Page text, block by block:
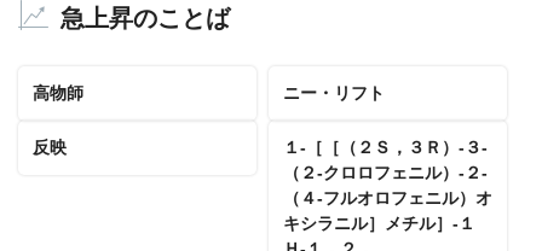
急上昇のことば
高物師 ニー・リフト
反映
１‐［［（２Ｓ，３Ｒ）‐３‐
（２‐クロロフェニル）‐２‐
（４‐フルオロフェニル）オ
キシラニル］メチル］‐１